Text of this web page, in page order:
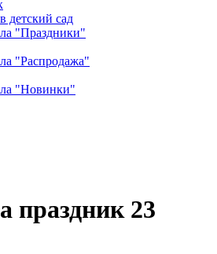
детский сад
"Праздники"
"Распродажа"
"Новинки"
праздник 23